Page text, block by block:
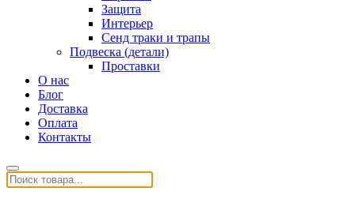
Защита
Интерьер
Сенд траки и трапы
Подвеска (детали)
Проставки
О нас
Блог
Доставка
Оплата
Контакты